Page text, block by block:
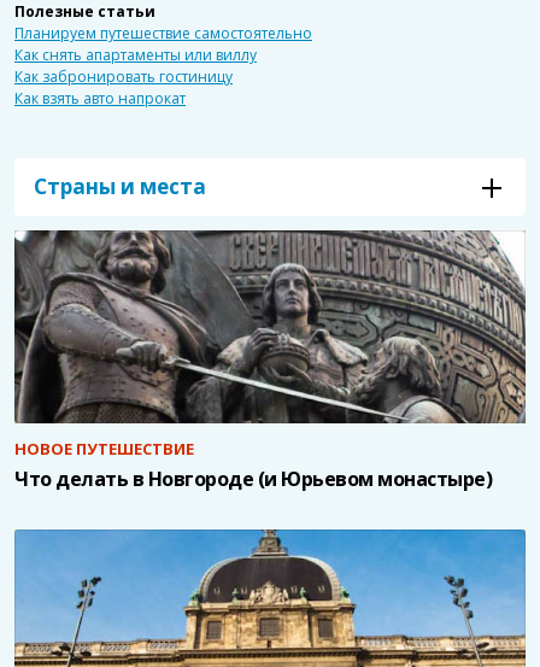
Полезные статьи
Планируем путешествие самостоятельно
Как снять апартаменты или виллу
Как забронировать гостиницу
Как взять авто напрокат
Страны и места
НОВОЕ ПУТЕШЕСТВИЕ
Что делать в Новгороде (и Юрьевом монастыре)